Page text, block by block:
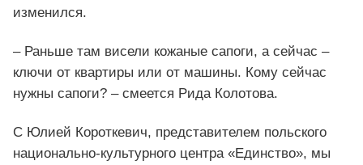
изменился.
– Раньше там висели кожаные сапоги, а сейчас –
ключи от квартиры или от машины. Кому сейчас
нужны сапоги? – смеется Рида Колотова.
С Юлией Короткевич, представителем польского
национально-культурного центра «Единство», мы